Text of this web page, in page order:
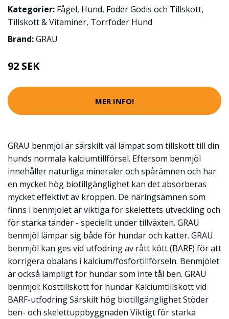
Kategorier: Fågel, Hund, Foder Godis och Tillskott,
Tillskott & Vitaminer, Torrfoder Hund
Brand:GRAU
92 SEK
MER INFO!
GRAU benmjöl är särskilt väl lämpat som tillskott till din
hunds normala kalciumtillförsel. Eftersom benmjöl
innehåller naturliga mineraler och spårämnen och har
en mycket hög biotillgänglighet kan det absorberas
mycket effektivt av kroppen. De näringsämnen som
finns i benmjölet är viktiga för skelettets utveckling och
för starka tänder - speciellt under tillväxten. GRAU
benmjöl lämpar sig både för hundar och katter. GRAU
benmjöl kan ges vid utfodring av rått kött (BARF) för att
korrigera obalans i kalcium/fosfortillförseln. Benmjölet
är också lämpligt för hundar som inte tål ben. GRAU
benmjöl: Kosttillskott för hundar Kalciumtillskott vid
BARF-utfodring Särskilt hög biotillgänglighet Stöder
ben- och skelettuppbyggnaden Viktigt för starka